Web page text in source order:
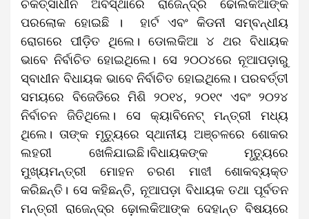
ଚିକିତ୍ସାଧୀନ ଅବସ୍ଥାରେ ରାଜେନ୍ଦ୍ର ଢୋଲକିଆଙ୍କ
ପରଲୋକ ହୋଇଛି । ହାର୍ଟ ଏବଂ କିଡନୀ ସମ୍ବନ୍ଧୀୟ
ରୋଗରେ ପୀଡ଼ିତ ଥିଲେ। ଡୋଲକିଆ ୪ ଥର ବିଧାୟକ
ଭାବେ ନିର୍ବାଚିତ ହୋଇଥିଲେ। ସେ ୨୦୦୪ରେ ନୂଆପଡ଼ାରୁ
ସ୍ବାଧୀନ ବିଧାୟକ ଭାବେ ନିର୍ବାଚିତ ହୋଇଥିଲେ। ପରବର୍ତ୍ତୀ
ସମୟରେ ବିଜେଡିରେ ମିଶି ୨୦୧୪, ୨୦୧୯ ଏବଂ ୨୦୨୪
ନିର୍ବାଚନ ଜିତିଥିଲେ। ସେ କ୍ୟାବିନେଟ୍‌ ମନ୍ତ୍ରୀ ମଧ୍ୟ
ଥିଲେ। ତାଙ୍କ ମୃତ୍ୟୁରେ ସ୍ଥାନୀୟ ଅଞ୍ଚଳରେ ଶୋକର
ଲହରୀ ଖେଳିଯାଇଛି।ବିଧାୟକଙ୍କ ମୃତ୍ୟୁରେ
ମୁଖ୍ୟମନ୍ତ୍ରୀ ମୋହନ ଚରଣ ମାଝୀ ଶୋକବ୍ୟକ୍ତ
କରିଛନ୍ତି। ସେ କହିଛନ୍ତି, ନୂଆପଡ଼ା ବିଧାୟକ ତଥା ପୂର୍ବତନ
ମନ୍ତ୍ରୀ ରାଜେନ୍ଦ୍ର ଢ଼ୋଲକିଆଙ୍କ ଦେହାନ୍ତ ବିଷୟରେ